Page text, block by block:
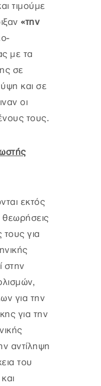
τιμούμε
«την
με τα
σε
και σε
οι
τους.
εκτός
θεωρήσεις
για
στην
για την
για την
αντίληψη
του